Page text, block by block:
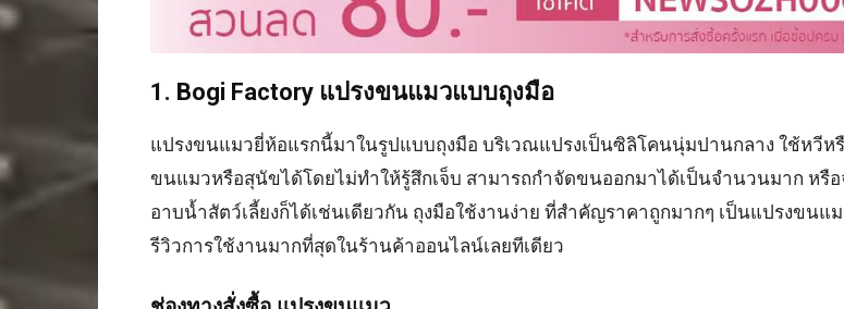
1. Bogi Factory แปรงขนแมวแบบถุงมือ
แปรงขนแมวยี่ห้อแรกนี้มาในรูปแบบถุงมือ บริเวณแปรงเป็นซิลิโคนนุ่มปานกลาง ใช้หวีห
ขนแมวหรือสุนัขได้โดยไม่ทำให้รู้สึกเจ็บ สามารถกำจัดขนออกมาได้เป็นจำนวนมาก หรือ
อาบน้ำสัตว์เลี้ยงก็ได้เช่นเดียวกัน ถุงมือใช้งานง่าย ที่สำคัญราคาถูกมากๆ เป็นแปรงขนแ
รีวิวการใช้งานมากที่สุดในร้านค้าออนไลน์เลยทีเดียว